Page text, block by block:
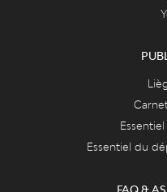
Essentiel du
FAQ &